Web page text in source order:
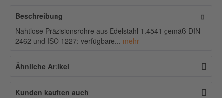
Beschreibung
Nahtlose Präzisionsrohre aus Edelstahl 1.4541 gemäß DIN
2462 und ISO 1227: verfügbare... mehr
Ähnliche Artikel
Kunden kauften auch